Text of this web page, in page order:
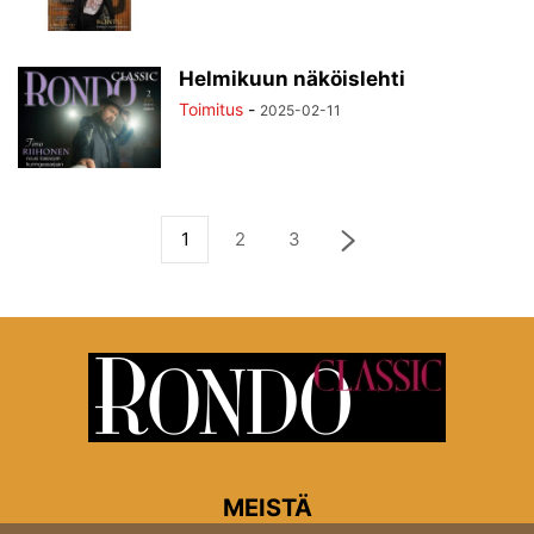
Helmikuun näköislehti
Toimitus - 2025-02-11
1 2 3
MEISTÄ